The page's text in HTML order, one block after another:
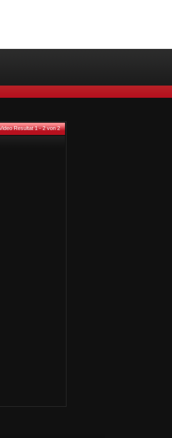
Resultat 1 - 2 von 2